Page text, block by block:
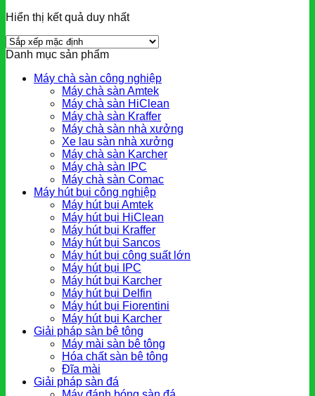
Hiển thị kết quả duy nhất
Danh mục sản phẩm
Máy chà sàn công nghiệp
Máy chà sàn Amtek
Máy chà sàn HiClean
Máy chà sàn Kraffer
Máy chà sàn nhà xưởng
Xe lau sàn nhà xưởng
Máy chà sàn Karcher
Máy chà sàn IPC
Máy chà sàn Comac
Máy hút bụi công nghiệp
Máy hút bụi Amtek
Máy hút bụi HiClean
Máy hút bụi Kraffer
Máy hút bụi Sancos
Máy hút bụi công suất lớn
Máy hút bụi IPC
Máy hút bụi Karcher
Máy hút bụi Delfin
Máy hút bụi Fiorentini
Máy hút bụi Karcher
Giải pháp sàn bê tông
Máy mài sàn bê tông
Hóa chất sàn bê tông
Đĩa mài
Giải pháp sàn đá